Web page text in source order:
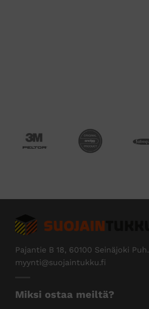
Pajantie B 18, 60100 Seinäjoki Puh.
myynti@suojaintukku.fi
Miksi ostaa meiltä?